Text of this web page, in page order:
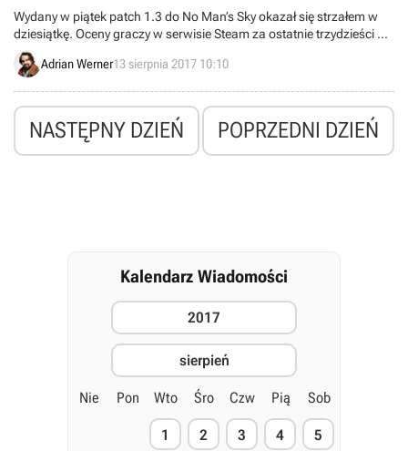
Wydany w piątek patch 1.3 do No Man’s Sky okazał się strzałem w
dziesiątkę. Oceny graczy w serwisie Steam za ostatnie trzydzieści dni
po raz pierwszy od dawna są w większości pozytywne, a liczba
bawiących się w ten tytuł podskoczyła z niecałego tysiąca do prawie
Adrian Werner13 sierpnia 2017 10:10
NASTĘPNY DZIEŃ POPRZEDNI DZIEŃ
Kalendarz Wiadomości
2017
sierpień
Nie Pon Wto Śro Czw Pią Sob
1 2 3 4 5